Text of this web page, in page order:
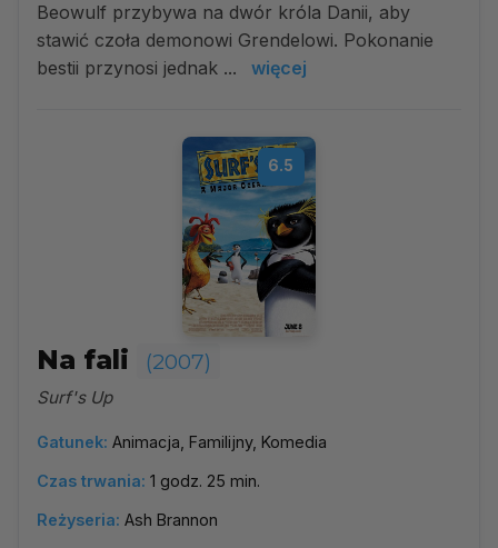
Beowulf przybywa na dwór króla Danii, aby
stawić czoła demonowi Grendelowi. Pokonanie
bestii przynosi jednak ...
więcej
6.5
Na fali (2007)
Surf's Up
Gatunek: Animacja, Familijny, Komedia
Czas trwania: 1 godz. 25 min.
Reżyseria: Ash Brannon